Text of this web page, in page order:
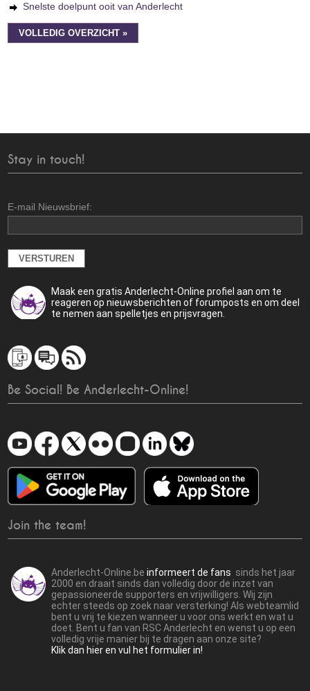
Snelste doelpunt ooit van Anderlecht
VOLLEDIG OVERZICHT »
Stay in touch!
E-mail Nieuwsbrief:
Maak een gratis Anderlecht-Online profiel aan om te
reageren op nieuwsberichten of forumposts en om deel
te nemen aan spelletjes en prijsvragen.
Be Social! Be Anderlecht-Online!
Join the team!
Anderlecht-Online.beinformeert de fans sinds het jaar
2000 en draait sinds dan volledig door de inzet van
gepassioneerde supporters en vrijwilligers. Wij zijn
echter steeds op zoek naar versterking! Als webteamlid
bent u vrij te kiezen wanneer u voor ons werkt en wat u
doet. Bent u fan van RSC Anderlecht en wenst u op een
volledig vrije manier bij te dragen aan onze site?
Klik dan hier en vul het formulier in!